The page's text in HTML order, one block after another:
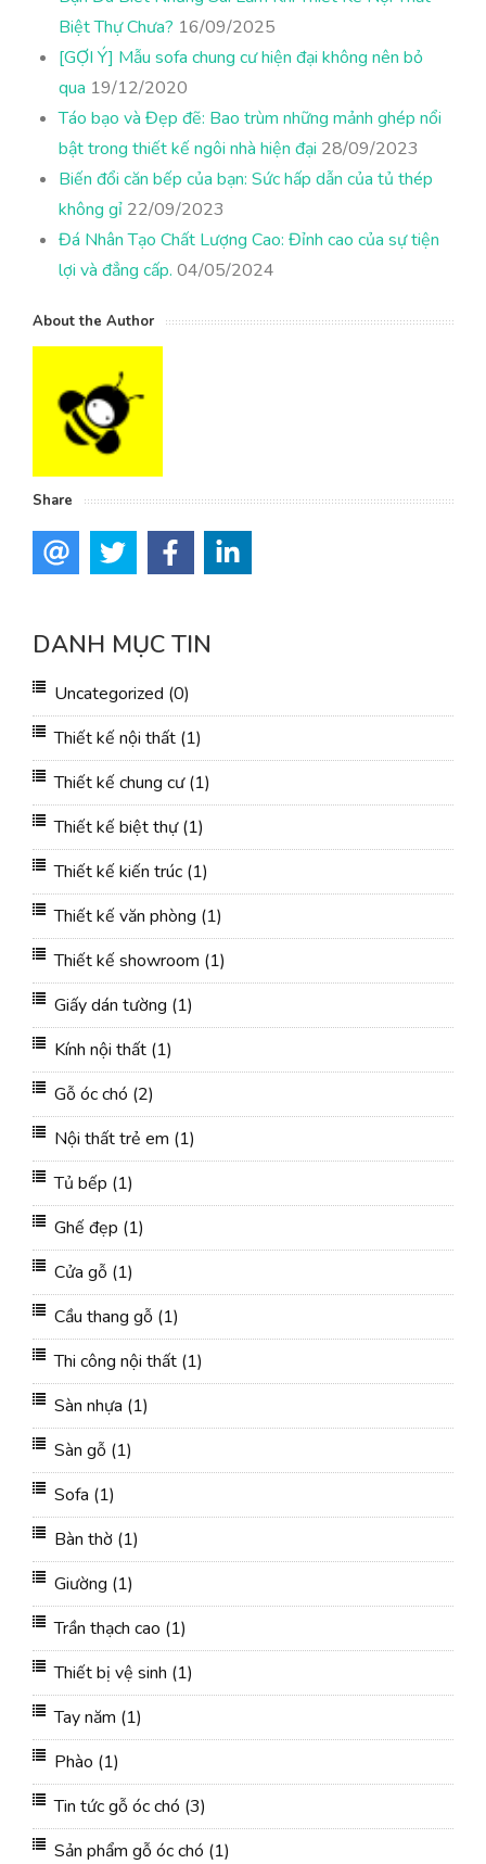
Biệt Thự Chưa? 16/09/2025
[GỢI Ý] Mẫu sofa chung cư hiện đại không nên bỏ
qua 19/12/2020
Táo bạo và Đẹp đẽ: Bao trùm những mảnh ghép nổi
bật trong thiết kế ngôi nhà hiện đại 28/09/2023
Biến đổi căn bếp của bạn: Sức hấp dẫn của tủ thép
không gỉ 22/09/2023
Đá Nhân Tạo Chất Lượng Cao: Đỉnh cao của sự tiện
lợi và đẳng cấp. 04/05/2024
About the Author
Share
DANH MỤC TIN
Uncategorized (0)
Thiết kế nội thất (1)
Thiết kế chung cư(1)
Thiết kế biệt thự(1)
Thiết kế kiến trúc (1)
Thiết kế văn phòng (1)
Thiết kế showroom (1)
Giấy dán tường (1)
Kính nội thất (1)
Gỗ óc chó (2)
Nội thất trẻ em (1)
Tủ bếp (1)
Ghế đẹp (1)
Cửa gỗ (1)
Cầu thang gỗ (1)
Thi công nội thất (1)
Sàn nhựa (1)
Sàn gỗ (1)
Sofa (1)
Bàn thờ (1)
Giường (1)
Trần thạch cao (1)
Thiết bị vệ sinh (1)
Tay năm (1)
Phào (1)
Tin tức gỗ óc chó (3)
Sản phẩm gỗ óc chó (1)